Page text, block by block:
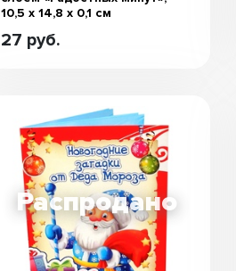
10,5 х 14,8 х 0,1 см
27 руб.